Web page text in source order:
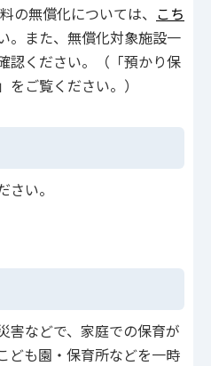
の無償化については、 こち
。また、無償化対象施設一
認ください。（「預かり保
ご覧ください。）
い。
害などで、家庭での保育が
ども園・保育所などを一時